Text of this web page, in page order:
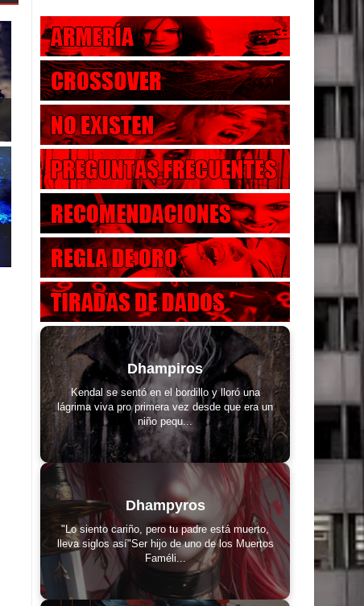
Dhampiros
Kendal se sentó en el bordillo y lloró una
lágrima viva pro primera vez desde que era un
niño pequ...
Dhampyros
"Lo siento cariño, pero tu padre está muerto,
lleva siglos así"Ser hijo de uno de los Muertos
Faméli...